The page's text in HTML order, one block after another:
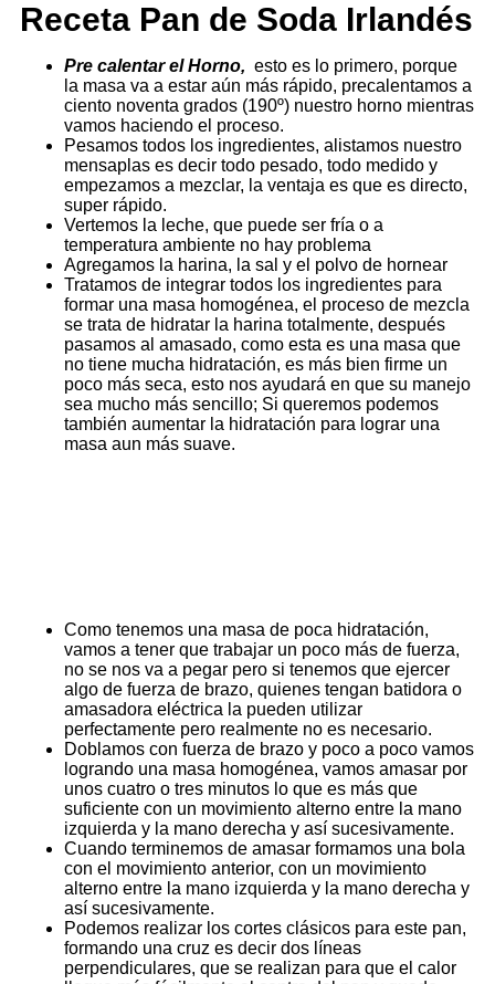
Receta Pan de Soda Irlandés
Pre calentar el Horno, esto es lo primero, porque
la masa va a estar aún más rápido, precalentamos a
ciento noventa grados (190º) nuestro horno mientras
vamos haciendo el proceso.
Pesamos todos los ingredientes, alistamos nuestro
mensaplas es decir todo pesado, todo medido y
empezamos a mezclar, la ventaja es que es directo,
super rápido.
Vertemos la leche, que puede ser fría o a
temperatura ambiente no hay problema
Agregamos la harina, la sal y el polvo de hornear
Tratamos de integrar todos los ingredientes para
formar una masa homogénea, el proceso de mezcla
se trata de hidratar la harina totalmente, después
pasamos al amasado, como esta es una masa que
no tiene mucha hidratación, es más bien firme un
poco más seca, esto nos ayudará en que su manejo
sea mucho más sencillo; Si queremos podemos
también aumentar la hidratación para lograr una
masa aun más suave.
Como tenemos una masa de poca hidratación,
vamos a tener que trabajar un poco más de fuerza,
no se nos va a pegar pero si tenemos que ejercer
algo de fuerza de brazo, quienes tengan batidora o
amasadora eléctrica la pueden utilizar
perfectamente pero realmente no es necesario.
Doblamos con fuerza de brazo y poco a poco vamos
logrando una masa homogénea, vamos amasar por
unos cuatro o tres minutos lo que es más que
suficiente con un movimiento alterno entre la mano
izquierda y la mano derecha y así sucesivamente.
Cuando terminemos de amasar formamos una bola
con el movimiento anterior, con un movimiento
alterno entre la mano izquierda y la mano derecha y
así sucesivamente.
Podemos realizar los cortes clásicos para este pan,
formando una cruz es decir dos líneas
perpendiculares, que se realizan para que el calor